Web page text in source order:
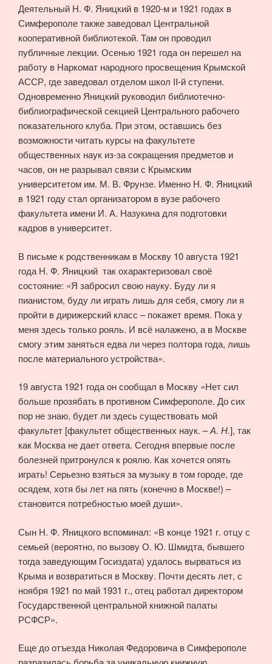
Деятельный Н. Ф. Яницкий в 1920-м и 1921 годах в
Симферополе также заведовал Центральной
кооперативной библиотекой. Там он проводил
публичные лекции. Осенью 1921 года он перешел на
работу в Наркомат народного просвещения Крымской
АССР, где заведовал отделом школ II-й ступени.
Одновременно Яницкий руководил библиотечно-
библиографической секцией Центрального рабочего
показательного клуба. При этом, оставшись без
возможности читать курсы на факультете
общественных наук из-за сокращения предметов и
часов, он не разрывал связи с Крымским
университетом им. М. В. Фрунзе. Именно Н. Ф. Яницкий
в 1921 году стал организатором в вузе рабочего
факультета имени И. А. Назукина для подготовки
кадров в университет.
В письме к родственникам в Москву 10 августа 1921
года Н. Ф. Яницкий так охарактеризовал своё
состояние: «Я забросил свою науку. Буду ли я
пианистом, буду ли играть лишь для себя, смогу ли я
пройти в дирижерский класс – покажет время. Пока у
меня здесь только рояль. И всё налажено, а в Москве
смогу этим заняться едва ли через полтора года, лишь
после материального устройства».
19 августа 1921 года он сообщал в Москву «Нет сил
больше прозябать в противном Симферополе. До сих
пор не знаю, будет ли здесь существовать мой
факультет [факультет общественных наук. –А. Н.], так
как Москва не дает ответа. Сегодня впервые после
болезней притронулся к роялю. Как хочется опять
играть! Серьезно взяться за музыку в том городе, где
осядем, хотя бы лет на пять (конечно в Москве!) –
становится потребностью моей души».
Сын Н. Ф. Яницкого вспоминал: «В конце 1921 г. отцу с
семьей (вероятно, по вызову О. Ю. Шмидта, бывшего
тогда заведующим Госиздата) удалось вырваться из
Крыма и возвратиться в Москву. Почти десять лет, с
ноября 1921 по май 1931 г., отец работал директором
Государственной центральной книжной палаты
РСФСР».
Еще до отъезда Николая Федоровича в Симферополе